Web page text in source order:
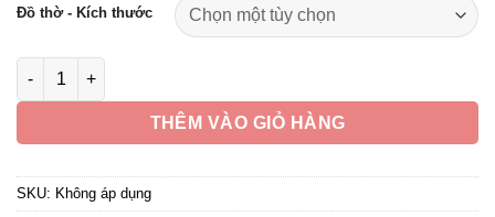
đến
1,090,000 ₫
Đồ thờ - Kích thước
Đèn Dầu Đính Bảo, Bằng Thủy Tinh Vàng, Cao 20 - 24cm số
THÊM VÀO GIỎ HÀNG
SKU: Không áp dụng